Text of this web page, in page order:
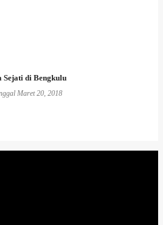
di Bengkulu
Maret 20, 2018